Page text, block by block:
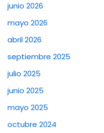
junio 2026
mayo 2026
abril 2026
septiembre 2025
julio 2025
junio 2025
mayo 2025
octubre 2024